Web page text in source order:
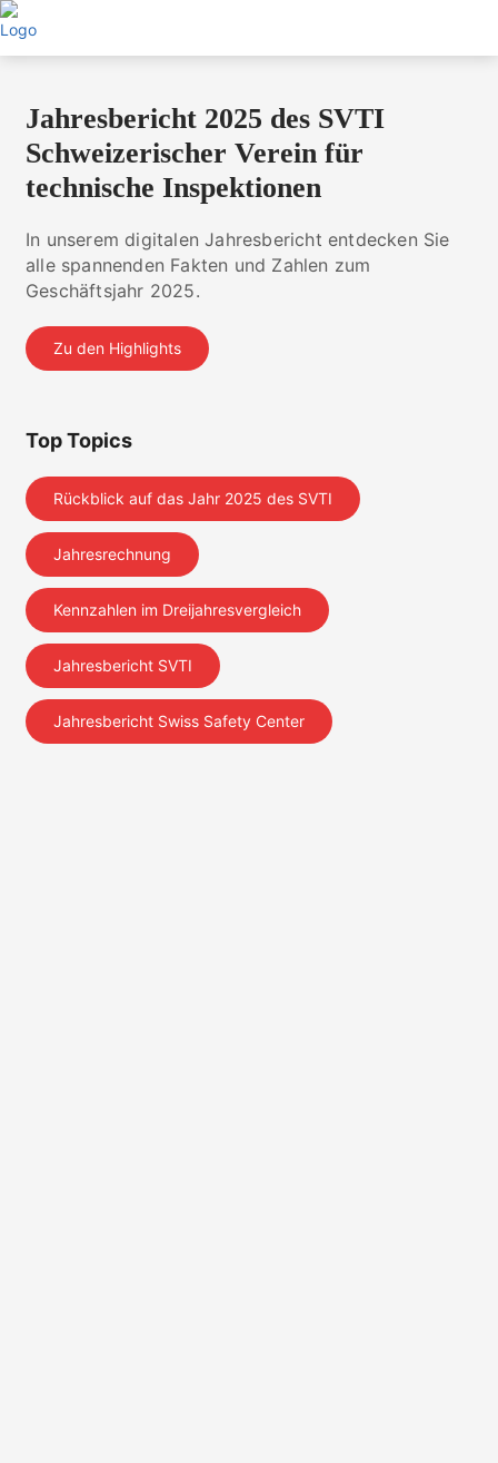
Direkt
zum
Inhalt
Jahresbericht 2025 des SVTI
Schweizerischer Verein für
technische Inspektionen
In unserem digitalen Jahresbericht entdecken Sie
alle spannenden Fakten und Zahlen zum
Geschäftsjahr 2025.
Zu den Highlights
Top Topics
Rückblick auf das Jahr 2025 des SVTI
Jahresrechnung
Kennzahlen im Dreijahresvergleich
Jahresbericht SVTI
Jahresbericht Swiss Safety Center